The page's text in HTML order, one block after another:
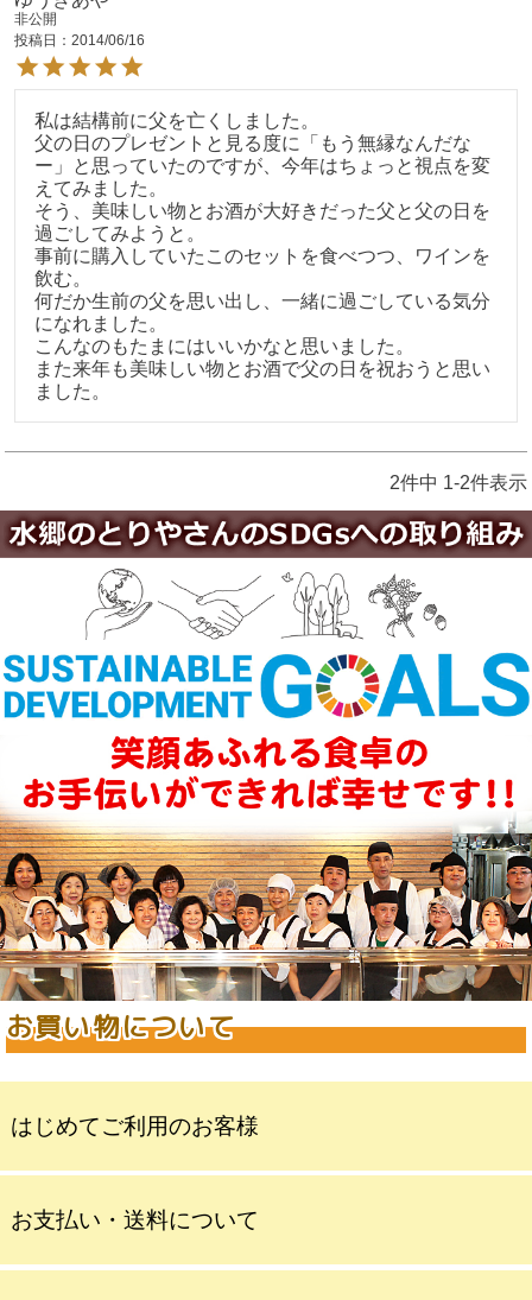
非公開
投稿日
2014/06/16
私は結構前に父を亡くしました。
父の日のプレゼントと見る度に「もう無縁なんだな
ー」と思っていたのですが、今年はちょっと視点を変
えてみました。
そう、美味しい物とお酒が大好きだった父と父の日を
過ごしてみようと。
事前に購入していたこのセットを食べつつ、ワインを
飲む。
何だか生前の父を思い出し、一緒に過ごしている気分
になれました。
こんなのもたまにはいいかなと思いました。
また来年も美味しい物とお酒で父の日を祝おうと思い
ました。
2件中 1-2件表示
お買い物について
はじめてご利用のお客様
お支払い・送料について